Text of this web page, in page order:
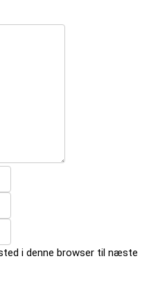
i denne browser til næste